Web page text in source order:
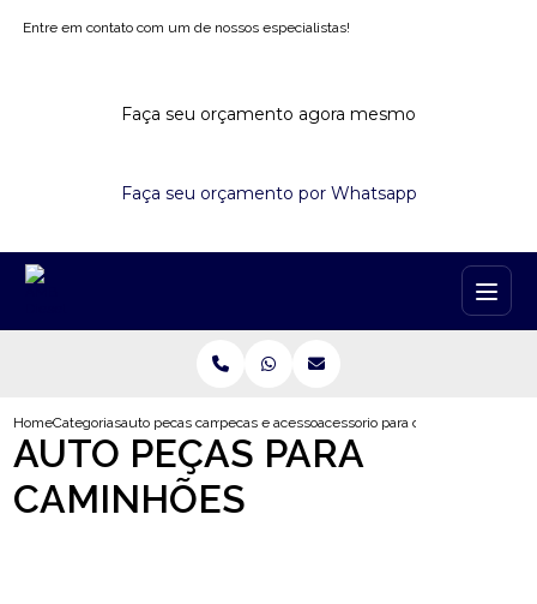
Entre em contato com um de nossos especialistas!
Faça seu orçamento agora mesmo
Faça seu orçamento por Whatsapp
HomeCategoriasauto pecas caminhoespecas e acessorios para caminhao mercedes 1113
acessorio para caminhao ford
AUTO PEÇAS PARA
CAMINHÕES